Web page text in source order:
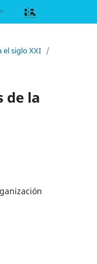
el siglo XXI /
de la